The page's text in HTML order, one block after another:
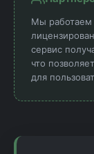
Мы
сервис
что
для